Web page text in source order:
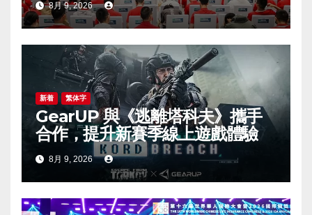
8月 9, 2026
新着 繁体字
GearUP 與《逃離塔科夫》攜手
合作，提升新賽季線上遊戲體驗
8月 9, 2026